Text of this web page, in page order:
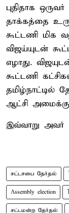
புதிதாக
தாக்கத்தை
கூட்டணி மிக
விஜய்யுடன்
எழாது.
கூட்டணி
தமிழ்நாட்டில்
ஆட்சி
இவ்வாறு அவர்
சட்டசபை தேர்தல்
Assembly election
சட்டமன்ற தேர்தல்